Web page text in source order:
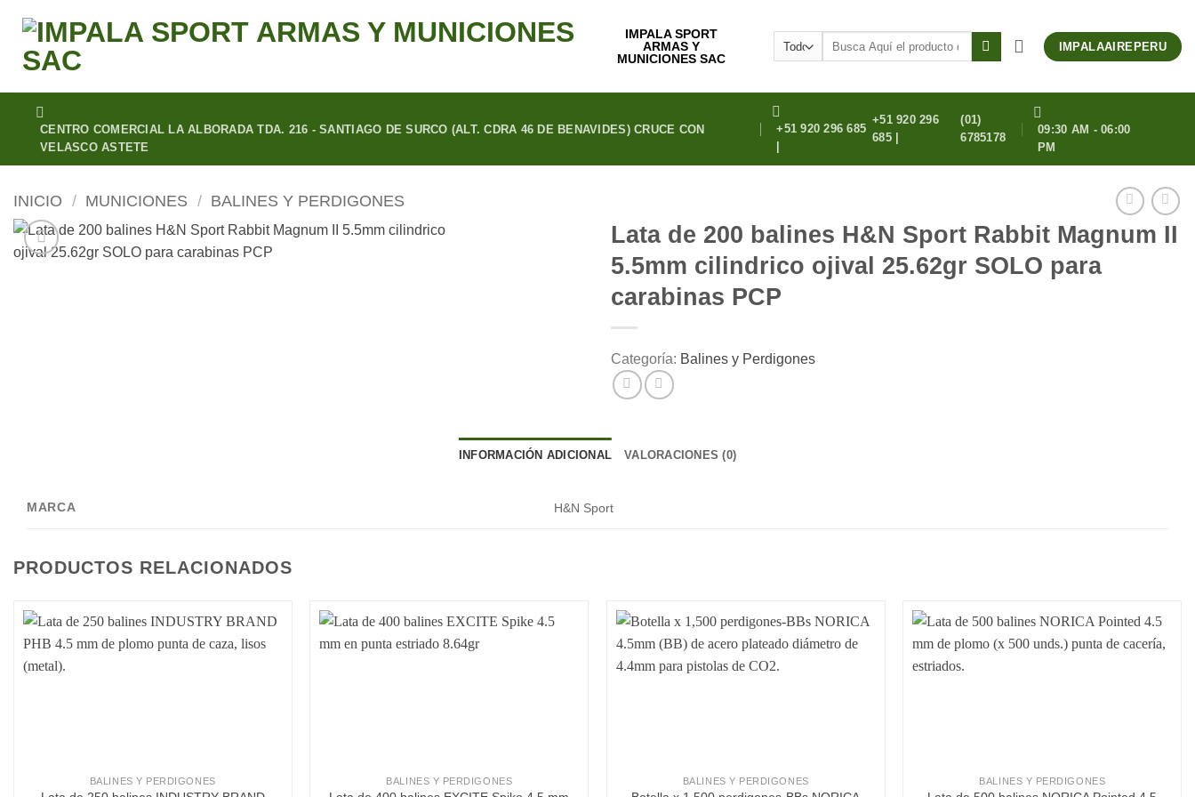
contenido
IMPALA SPORT
ARMAS Y
MUNICIONES SAC
IMPALAAIREPERU
CENTRO COMERCIAL LA ALBORADA TDA. 216 - SANTIAGO DE SURCO (ALT. CDRA 46 DE BENAVIDES) CRUCE CON
VELASCO ASTETE
09:30 AM - 06:00
PM
+51 920 296 685
|
+51 920 296
685 |
(01)
6785178
INICIO / MUNICIONES / BALINES Y PERDIGONES
Lata de 200 balines H&N Sport Rabbit Magnum II
5.5mm cilindrico ojival 25.62gr SOLO para
carabinas PCP
Categoría: Balines y Perdigones
INFORMACIÓN ADICIONAL VALORACIONES (0)
MARCA H&N Sport
PRODUCTOS RELACIONADOS
BALINES Y PERDIGONES BALINES Y PERDIGONES BALINES Y PERDIGONES BALINES Y PERDIGONES